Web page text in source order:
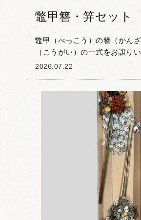
鼈甲簪・笄セット
鼈甲（べっこう）の簪（かん
（こうがい）の一式をお譲り
した。 今回のお品物は、透き
う）」が用いられた...
2026.07.22